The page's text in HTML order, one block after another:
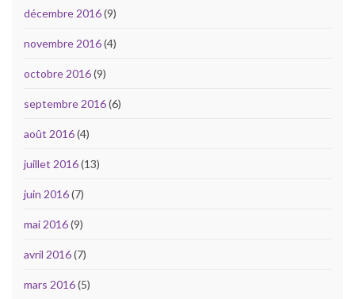
décembre 2016(9)
novembre 2016(4)
octobre 2016(9)
septembre 2016(6)
août 2016(4)
juillet 2016(13)
juin 2016(7)
mai 2016(9)
avril 2016(7)
mars 2016(5)